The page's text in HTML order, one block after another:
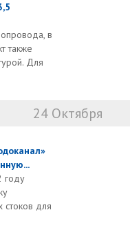
в
также
Для
24 Октября
году
стоков для